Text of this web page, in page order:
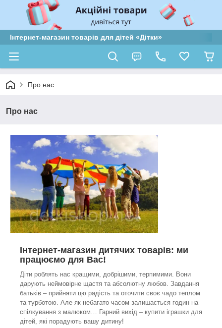
Інтернет-магазин товарів для дітей «Дітки»
Про нас
Про нас
Інтернет-магазин дитячих товарів: ми
працюємо для Вас!
Діти роблять нас кращими, добрішими, терпимими. Вони
дарують неймовірне щастя та абсолютну любов. Завдання
батьків – прийняти цю радість та оточити своє чадо теплом
та турботою. Але як небагато часом залишається годин на
спілкування з малюком… Гарний вихід – купити іграшки для
дітей, які порадують вашу дитину!